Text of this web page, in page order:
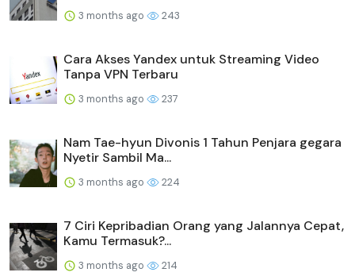
3 months ago 243
Cara Akses Yandex untuk Streaming Video
Tanpa VPN Terbaru
3 months ago 237
Nam Tae-hyun Divonis 1 Tahun Penjara gegara
Nyetir Sambil Ma...
3 months ago 224
7 Ciri Kepribadian Orang yang Jalannya Cepat,
Kamu Termasuk?...
3 months ago 214